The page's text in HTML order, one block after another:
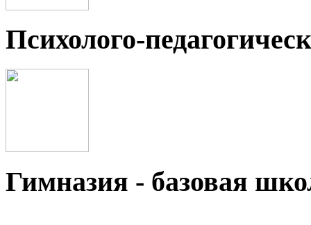
Психолого-
Гимназия - базовая